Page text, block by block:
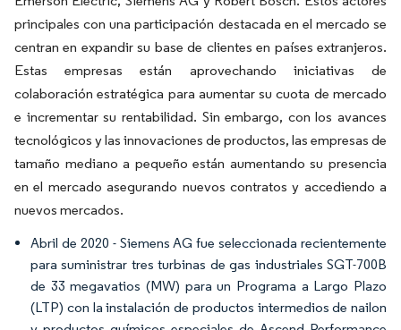
principales con una participación destacada en el mercado se
centran en expandir su base de clientes en países extranjeros.
Estas empresas están aprovechando iniciativas de
colaboración estratégica para aumentar su cuota de mercado
e incrementar su rentabilidad. Sin embargo, con los avances
tecnológicos y las innovaciones de productos, las empresas de
tamaño mediano a pequeño están aumentando su presencia
en el mercado asegurando nuevos contratos y accediendo a
nuevos mercados.
Abril de 2020 - Siemens AG fue seleccionada recientemente
para suministrar tres turbinas de gas industriales SGT-700B
de 33 megavatios (MW) para un Programa a Largo Plazo
(LTP) con la instalación de productos intermedios de nailon